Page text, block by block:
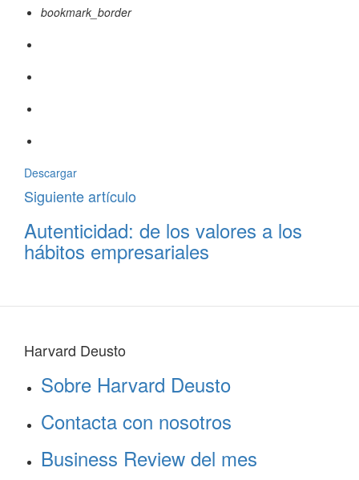
bookmark_border
Descargar
Siguiente artículo
Autenticidad: de los valores a los
hábitos empresariales
Harvard Deusto
Sobre Harvard Deusto
Contacta con nosotros
Business Review del mes